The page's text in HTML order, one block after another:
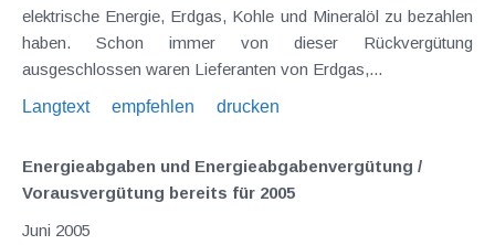
elektrische Energie, Erdgas, Kohle und Mineralöl zu bezahlen
haben. Schon immer von dieser Rückvergütung
ausgeschlossen waren Lieferanten von Erdgas,...
Langtext
empfehlen drucken
Energieabgaben und Energieabgabenvergütung /
Vorausvergütung bereits für 2005
Juni 2005